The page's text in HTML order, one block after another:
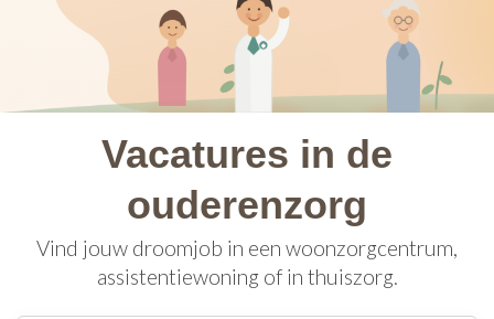
Vacatures in de
ouderenzorg
Vind jouw droomjob in een woonzorgcentrum,
assistentiewoning of in thuiszorg.